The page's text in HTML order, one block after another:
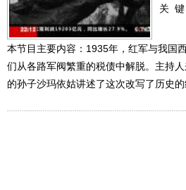
关 键
本节目主要内容：1935年，红军与我国
们从各路军阀繁重的税债中解脱。主持
的孙子沙玛依姑讲述了这次改写了历史的